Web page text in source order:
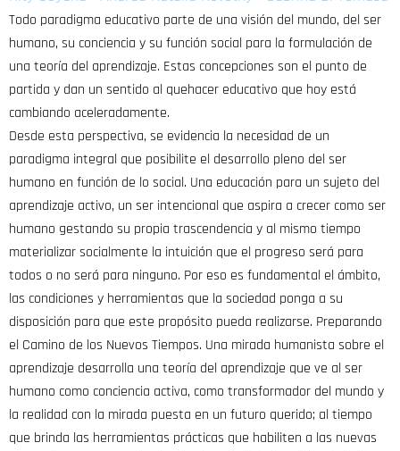
Todo paradigma educativo parte de una visión del mundo, del ser
humano, su conciencia y su función social para la formulación de
una teoría del aprendizaje. Estas concepciones son el punto de
partida y dan un sentido al quehacer educativo que hoy está
cambiando aceleradamente.
Desde esta perspectiva, se evidencia la necesidad de un
paradigma integral que posibilite el desarrollo pleno del ser
humano en función de lo social. Una educación para un sujeto del
aprendizaje activo, un ser intencional que aspira a crecer como ser
humano gestando su propia trascendencia y al mismo tiempo
materializar socialmente la intuición que el progreso será para
todos o no será para ninguno. Por eso es fundamental el ámbito,
las condiciones y herramientas que la sociedad ponga a su
disposición para que este propósito pueda realizarse. Preparando
el Camino de los Nuevos Tiempos. Una mirada humanista sobre el
aprendizaje desarrolla una teoría del aprendizaje que ve al ser
humano como conciencia activa, como transformador del mundo y
la realidad con la mirada puesta en un futuro querido; al tiempo
que brinda las herramientas prácticas que habiliten a las nuevas